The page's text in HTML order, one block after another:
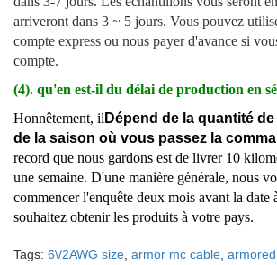
arriveront dans 3 ~ 5 jours. Vous pouvez
compte express ou nous payer d'avance si
compte.
(4). qu'en est-il du délai de production en
Honnêtement, il Dépend de la quantité
de la saison où vous passez la
record que nous gardons est de livrer 10
une semaine. D'une manière générale, nous
commencer l'enquête deux mois avant la date
souhaitez obtenir les produits à votre pays.
Tags: 6\/2AWG size armor mc cable